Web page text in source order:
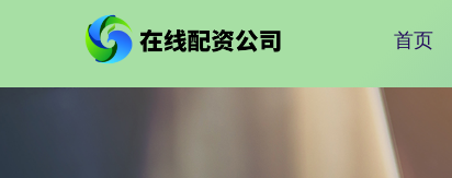
首页